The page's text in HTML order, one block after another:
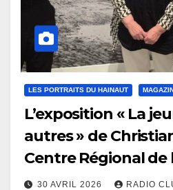
LES PORTRAITS DU HAINAUT
L’exposition « La
autres » de
Centre Régional de
Photographie à
30 AVRIL 2026 RADIO